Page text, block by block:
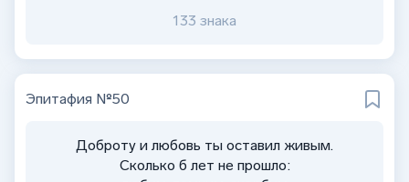
133 знака
Эпитафия №50
Доброту и любовь ты оставил живым.
Сколько б лет не прошло: